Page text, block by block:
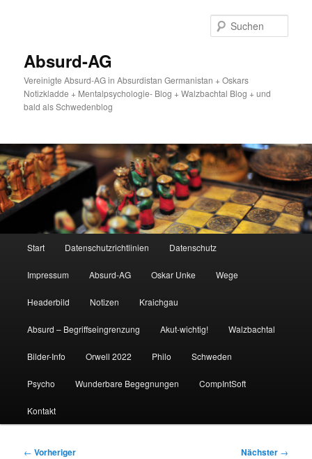
Absurd-AG
Vereinigte Absurd-AG in Absurdistan Germanistan + Oskars
Notizkladde + Mentalpsychologie- Blog + Walzbachtal Blog + und
bald als Schwedenblog
Start Datenschutzrichtlinien Datenschutz
Impressum Absurd-AG Oskar Unke Wege
Headerbild Notizen Kraichgau
Absurd – Begriffseingrenzung Akut-wichtig! Walzbachtal
Bilder-Info Orwell 2022 Philo Schweden
Psycho Wunderbare Begegnungen CompIntSoft
Kontakt
Beitragsnavigation
← Vorheriger Nächster →